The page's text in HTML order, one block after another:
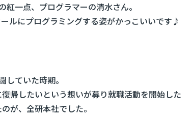
一点、プログラマーの清水さん。
ルにプログラミングする姿がかっこいいです♪
ていた時期。
帰したいという想いが募り就職活動を開始した
が、全研本社でした。